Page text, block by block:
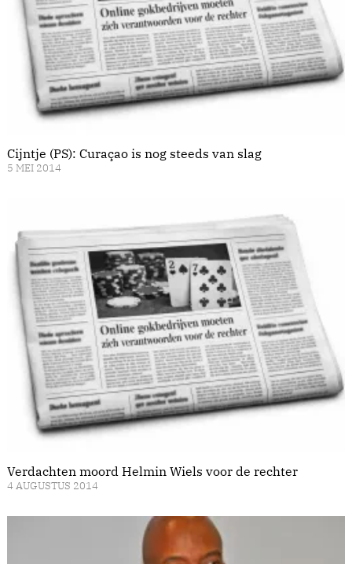
Cijntje (PS): Curaçao is nog steeds van slag
5 MEI 2014
Verdachten moord Helmin Wiels voor de rechter
4 AUGUSTUS 2014